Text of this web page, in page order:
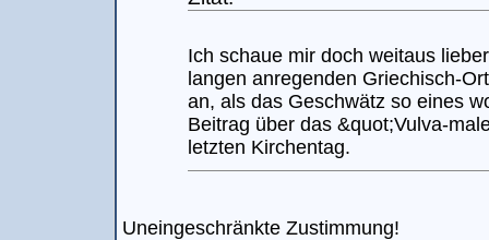
Ich schaue mir doch weitaus
langen anregenden Griechisch-
an, als das Geschwätz so eines
Beitrag über das &quot;Vulva-
letzten Kirchentag.
Uneingeschränkte Zustimmung!